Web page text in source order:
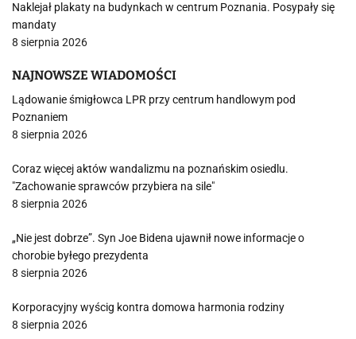
Naklejał plakaty na budynkach w centrum Poznania. Posypały się
mandaty
8 sierpnia 2026
NAJNOWSZE WIADOMOŚCI
Lądowanie śmigłowca LPR przy centrum handlowym pod
Poznaniem
8 sierpnia 2026
Coraz więcej aktów wandalizmu na poznańskim osiedlu.
"Zachowanie sprawców przybiera na sile"
8 sierpnia 2026
„Nie jest dobrze”. Syn Joe Bidena ujawnił nowe informacje o
chorobie byłego prezydenta
8 sierpnia 2026
Korporacyjny wyścig kontra domowa harmonia rodziny
8 sierpnia 2026